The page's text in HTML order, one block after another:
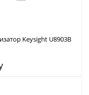
Keysight U8903B